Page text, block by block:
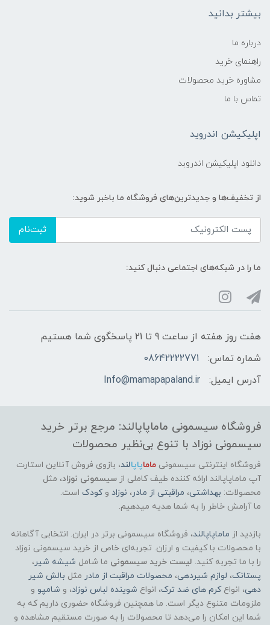
بیشتر بدانید
درباره ما
راهنمای خرید
مشاوره خرید محصولات
تماس با ما
اپلیکیشن اندروید
دانلود اپلیکیشن اندروبد
از تخفیف‌ها و جدیدترین‌های فروشگاه ما باخبر شوید:
ثبت‌نام
ما را در شبکه‌های اجتماعی دنبال کنید:
هفت روز هفته از ساعت 9 تا 21 پاسخگوی شما هستیم
شماره تماس:
08642222771
آدرس ایمیل:
Info@mamapapaland.ir
فروشگاه سیسمونی ماماپاپالند: مرجع برتر خرید
سیسمونی نوزاد با تنوع بی‌نظیر محصولات
فروشگاه اینترنتی سیسمونی ماماپاپالند، بازوی فروش آنلاین استارت
آپ ماماپاپالند ارائه کننده طیف کاملی از سیسمونی نوزاد، مثل
محصولات: بهداشتی، مراقبتی از مادر، نوزاد وکودک است.
ما آرامش خاطر را به شما هدیه میدهیم.
بازدید از ماماپاپالند، فروشگاه سیسمونی برتر در ایران. انتخابی آگاهانه
با محصولات با کیفیت و ارزان. تجربه‌ای خاص از خرید سیسمونی نوزاد
را با ما تجربه کنید. لیست خرید سیسمونی ما شامل شیشه شیر،
پستانک، لوازم شیردهی، محصولات مراقبت از مادر مثل بالش شیر
دهی، انواعکرم های ضد ترک، انواع شوینده لباس نوزاد، و شامپو و
ملزومات متنوع دیگر است. ما همچنین فروشگاه حضوری داریم که به
شما این امکان را می‌دهد تا محصولات را به صورت مستقیم مشاهده و